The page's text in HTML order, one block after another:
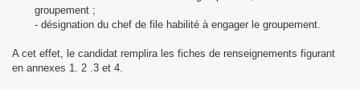
groupement ;
- désignation du chef de file habilité à engager le groupement.
A cet effet, le candidat remplira les fiches de renseignements figurant
en annexes 1. 2 .3 et 4.